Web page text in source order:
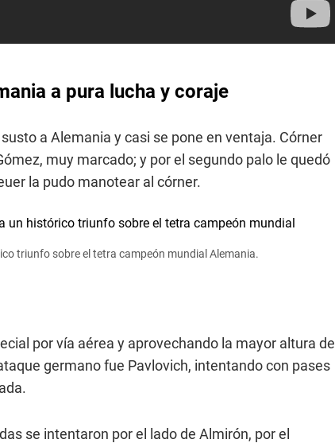
a pura lucha y coraje
a Alemania y casi se pone en ventaja. Córner
muy marcado; y por el segundo palo le quedó
la pudo manotear al córner.
triunfo sobre el tetra campeón mundial Alemania.
por vía aérea y aprovechando la mayor altura de
germano fue Pavlovich, intentando con pases
se intentaron por el lado de Almirón, por el